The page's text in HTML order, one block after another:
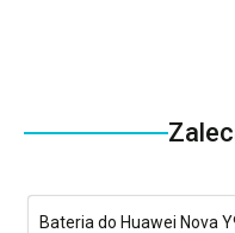
Bateria do Huawei Nova